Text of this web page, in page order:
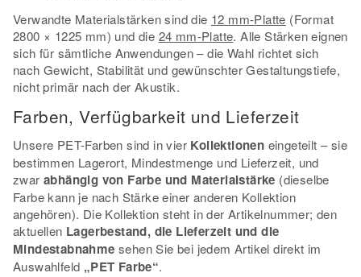
Verwandte Materialstärken sind die 12 mm-Platte (Format
2800 × 1225 mm) und die 24 mm-Platte. Alle Stärken eignen
sich für sämtliche Anwendungen – die Wahl richtet sich
nach Gewicht, Stabilität und gewünschter Gestaltungstiefe,
nicht primär nach der Akustik.
Farben, Verfügbarkeit und Lieferzeit
Unsere PET-Farben sind in vier Kollektionen eingeteilt – sie
bestimmen Lagerort, Mindestmenge und Lieferzeit, und
zwar abhängig von Farbe und Materialstärke (dieselbe
Farbe kann je nach Stärke einer anderen Kollektion
angehören). Die Kollektion steht in der Artikelnummer; den
aktuellen Lagerbestand, die Lieferzeit und die
Mindestabnahme sehen Sie bei jedem Artikel direkt im
Auswahlfeld „PET Farbe“.